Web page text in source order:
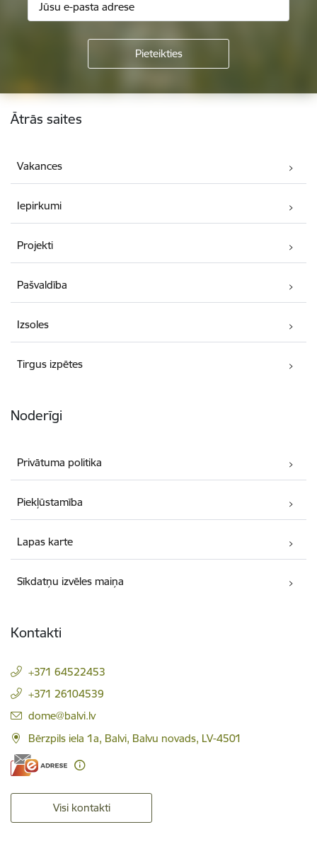
Kājene
Ātrās saites
Vakances
Iepirkumi
Projekti
Pašvaldība
Izsoles
Tirgus izpētes
Noderīgi
Privātuma politika
Piekļūstamība
Lapas karte
Sīkdatņu izvēles maiņa
Kontakti
+371 64522453
+371 26104539
E-pasts:
dome@balvi.lv
Bērzpils iela 1a, Balvi, Balvu novads, LV-4501
Visi kontakti